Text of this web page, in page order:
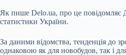
Як пише Delo.ua, про це повідомляє
статистики України.
За даними відомства, тенденція до
однаковою як для новобудов, так і